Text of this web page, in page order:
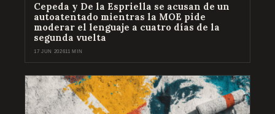
Cepeda y De la Espriella se acusan de un
autoatentado mientras la MOE pide
moderar el lenguaje a cuatro días de la
segunda vuelta
17 JUN 202611 MIN